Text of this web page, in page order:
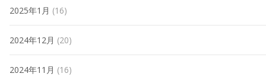
2025年1月 (16)
2024年12月 (20)
2024年11月 (16)